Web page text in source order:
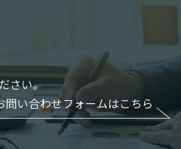
さい。
問い合わせフォームはこちら